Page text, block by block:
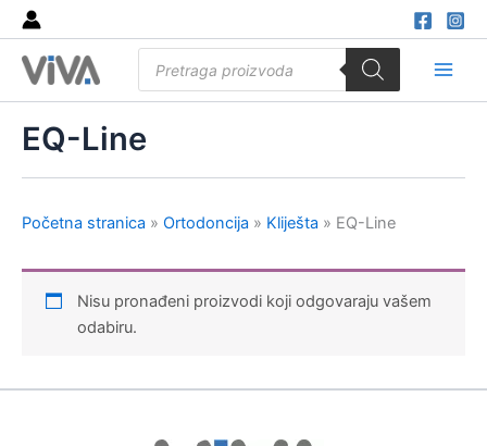
Skip
to
content
search
EQ-Line
Početna stranica » Ortodoncija » Kliješta » EQ-Line
Nisu pronađeni proizvodi koji odgovaraju vašem
odabiru.